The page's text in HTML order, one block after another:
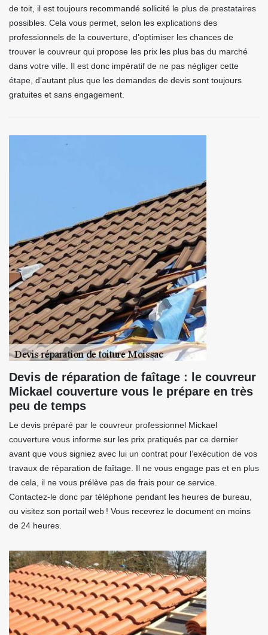
de toit, il est toujours recommandé sollicité le plus de prestataires
possibles. Cela vous permet, selon les explications des
professionnels de la couverture, d’optimiser les chances de
trouver le couvreur qui propose les prix les plus bas du marché
dans votre ville. Il est donc impératif de ne pas négliger cette
étape, d’autant plus que les demandes de devis sont toujours
gratuites et sans engagement.
Devis de réparation de faîtage : le couvreur
Mickael couverture vous le prépare en très
peu de temps
Le devis préparé par le couvreur professionnel Mickael
couverture vous informe sur les prix pratiqués par ce dernier
avant que vous signiez avec lui un contrat pour l’exécution de vos
travaux de réparation de faîtage. Il ne vous engage pas et en plus
de cela, il ne vous prélève pas de frais pour ce service.
Contactez-le donc par téléphone pendant les heures de bureau,
ou visitez son portail web ! Vous recevrez le document en moins
de 24 heures.